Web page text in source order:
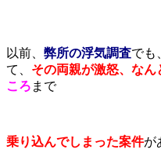
以前、 弊所の浮気調査でも
て、 その両親が激怒、なん
ころ まで
乗り込んでしまった案件が